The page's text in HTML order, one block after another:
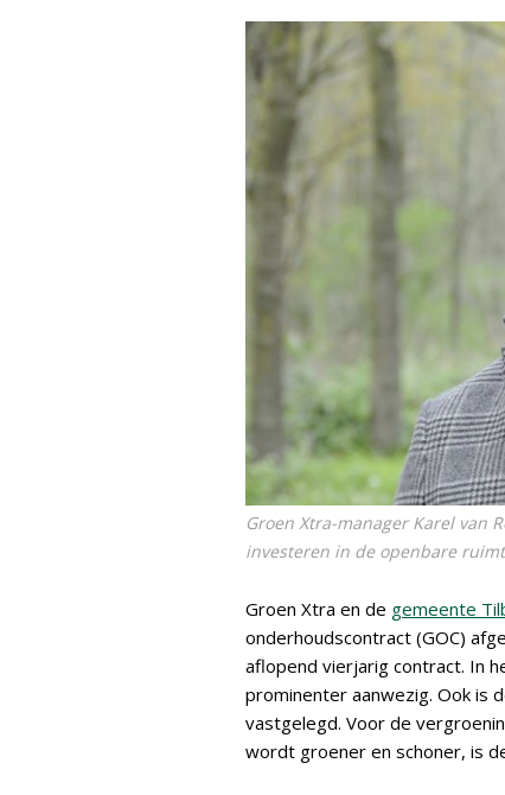
Groen Xtra-manager Karel van
investeren in de openbare
Groen Xtra en de gemeente
onderhoudscontract (GOC)
aflopend vierjarig contract. In
prominenter aanwezig. Ook is
vastgelegd. Voor de
wordt groener en schoner, is